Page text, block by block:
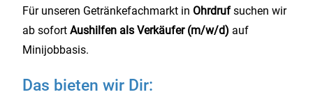
Für unseren Getränkefachmarkt in Ohrdrufsuchen wir
ab sofort Aushilfen als Verkäufer (m/w/d) auf
Minijobbasis.
Das bieten wir Dir: